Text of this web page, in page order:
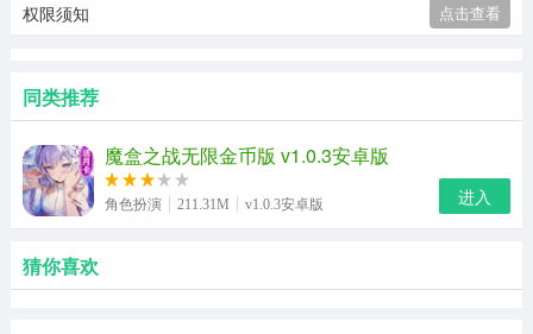
权限须知
点击查看
同类推荐
魔盒之战无限金币版 v1.0.3安卓版
角色扮演 211.31M v1.0.3安卓版 进入
猜你喜欢